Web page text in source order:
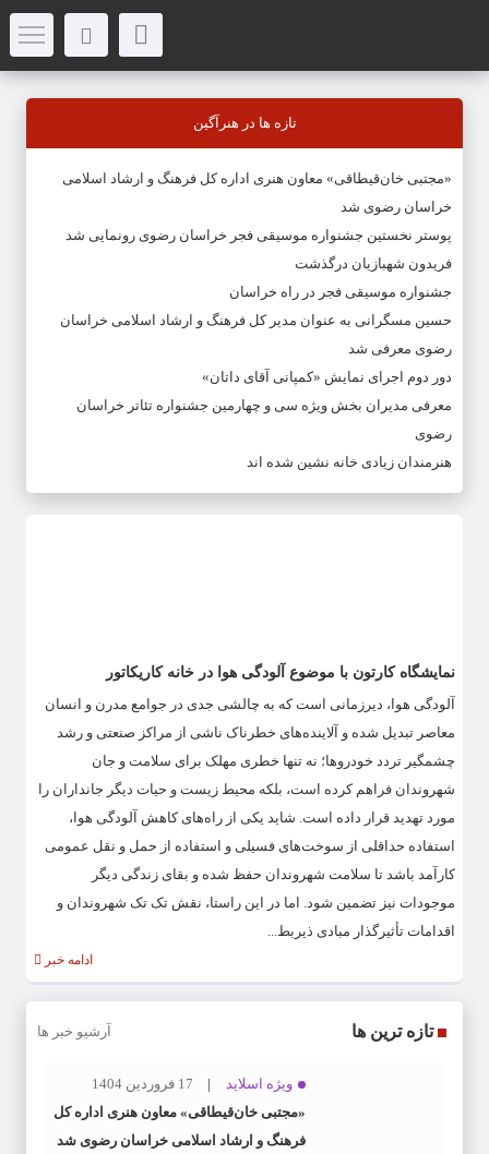
تازه ها در هنرآگین
«مجتبی خان‌قیطاقی» معاون هنری اداره کل فرهنگ و ارشاد اسلامی
خراسان رضوی شد
پوستر نخستین جشنواره موسیقی فجر خراسان رضوی رونمایی شد
فریدون شهبازیان درگذشت
جشنواره موسیقی فجر در راه خراسان
حسین مسگرانی به عنوان مدیر کل فرهنگ و ارشاد اسلامی خراسان
رضوی معرفی شد
دور دوم اجرای نمایش «کمپانی آقای داتان»
معرفی مدیران بخش ویژه سی و چهارمین جشنواره تئاتر خراسان
رضوی
هنرمندان زیادی خانه نشین شده اند
نمایشگاه کارتون با موضوع آلودگی هوا در خانه کاریکاتور
آلودگی هوا، دیرزمانی است که به چالشی جدی در جوامع مدرن و انسان
معاصر تبدیل شده و آلاینده‌های خطرناک ناشی از مراکز صنعتی و رشد
چشمگیر تردد خودرو‌ها؛ نه تنها خطری مهلک برای سلامت و جان
شهروندان فراهم کرده است، بلکه محیط زیست و حیات دیگر جانداران را
مورد تهدید قرار داده است. شاید یکی از راه‌های کاهش آلودگی هوا،
استفاده حداقلی از سوخت‌های فسیلی و استفاده از حمل و نقل عمومی
کارآمد باشد تا سلامت شهروندان حفظ شده و بقای زندگی دیگر
موجودات نیز تضمین شود. اما در این راستا، نقش تک تک شهروندان و
اقدامات تأثیرگذار مبادی ذیربط...
ادامه خبر
تازه ترین ها آرشیو خبر ها
ویژه اسلاید
17 فروردین 1404
«مجتبی خان‌قیطاقی» معاون هنری اداره کل
فرهنگ و ارشاد اسلامی خراسان رضوی شد